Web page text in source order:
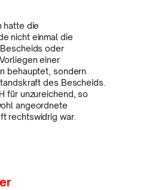
hatte die
nicht einmal die
oder
einer
behauptet, sondern
des Bescheids.
für unzureichend, so
angeordnete
rechtswidrig war.